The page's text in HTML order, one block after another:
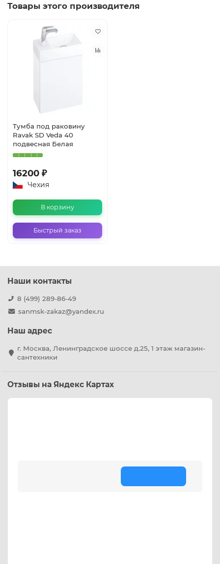
Товары этого производителя
Тумба под раковину
Ravak SD Veda 40
подвесная Белая
16200 ₽
Чехия
В корзину
Быстрый заказ
Наши контакты
8 (499) 289-86-49
sanmsk-zakaz@yandex.ru
Наш адрес
г. Москва, Ленинградское шоссе д.25, 1 этаж магазин-
сантехники
Отзывы на Яндекс Картах